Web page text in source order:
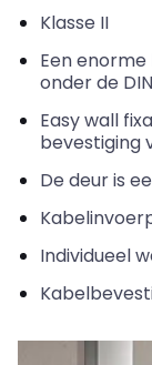
Klasse II
Een enorme
onder de
Easywall
bevestiging
De deur is
Individueel